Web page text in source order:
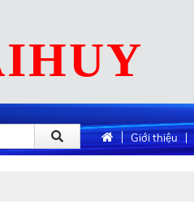
Giới thiệu